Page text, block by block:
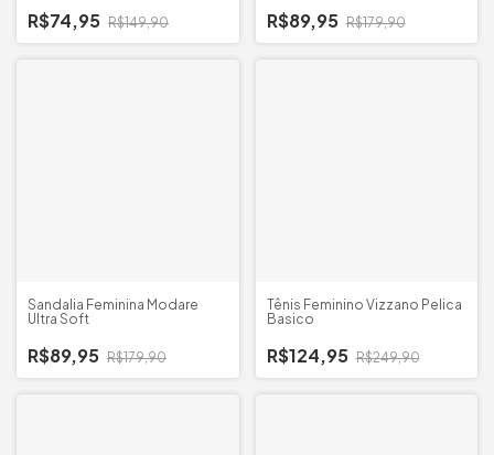
R$74,95 R$149,90 R$89,95 R$179,90
Sandalia Feminina Modare
Ultra Soft
R$89,95 R$179,90
Tênis Feminino Vizzano Pelica
Basico
R$124,95 R$249,90